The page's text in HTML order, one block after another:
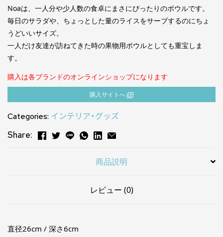
Noaは、一人分や少人数の食卓にまさにぴったりのボウルです。
毎日のサラダや、ちょっとした量のライスをサーブするのにちょ
うどいいサイズ。
一人だけ友達が訪ねてきた時の果物用ボウルとしても重宝しま
す。
購入は各ブランドのオンラインショップになります
購⼊サイトへ
Categories: インテリア・グッズ
Share:
商品説明
レビュー (0)
直径26cm / 深さ6cm